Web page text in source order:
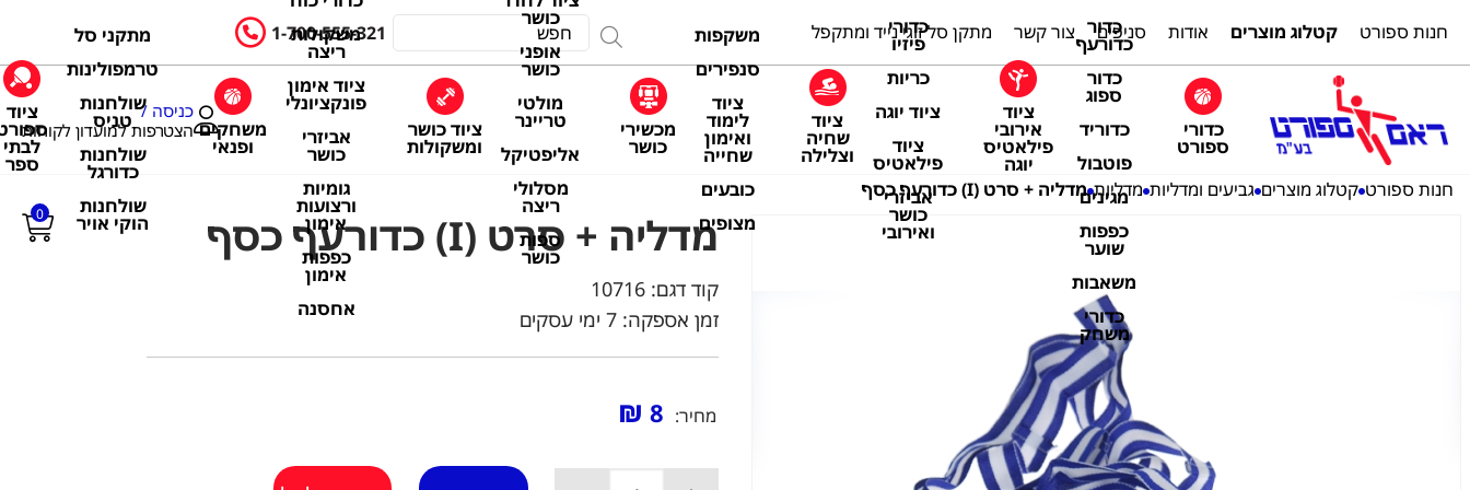
חנות ספורט קטלוג מוצרים אודות סניפים צור קשר מתקן סל זוגי נייד ומתקפל 1-700-555-321
כדורי
ספורט
כדור
כדורעף
כדור
ספוג
כדוריד
פוטבול
מגינים
כפפות
שוער
משאבות
כדורי
משחק
ציוד
אירובי
פילאטיס
יוגה
כדורי
פיזיו
כריות
ציוד יוגה
ציוד
פילאטיס
אביזרי
כושר
ואירובי
ציוד
שחיה
וצלילה
משקפות
סנפירים
ציוד
לימוד
ואימון
שחייה
כובעים
מצופים
מכשירי
כושר
כושר
אופני
כושר
מולטי
טריינר
אליפטיקל
מסלולי
ריצה
ספות
כושר
ציוד כושר
ומשקולות
משקולות
ריצה
ציוד אימון
פונקציונלי
אביזרי
כושר
גומיות
ורצועות
אימון
כפפות
אימון
אחסנה
משחקים
ופנאי
מתקני סל
טרמפולינות
שולחנות
טניס
שולחנות
כדורגל
שולחנות
הוקי אויר
ציוד
לבתי
ספר
כניסה /
הצטרפות למועדון לקוחות
0
חנות ספורט קטלוג מוצרים גביעים ומדליות מדליות מדליה + סרט (I) כדורעף כסף
מדליה + סרט (I) כדורעף כסף
קוד דגם: 10716
זמן אספקה: 7 ימי עסקים
מחיר: 8
₪